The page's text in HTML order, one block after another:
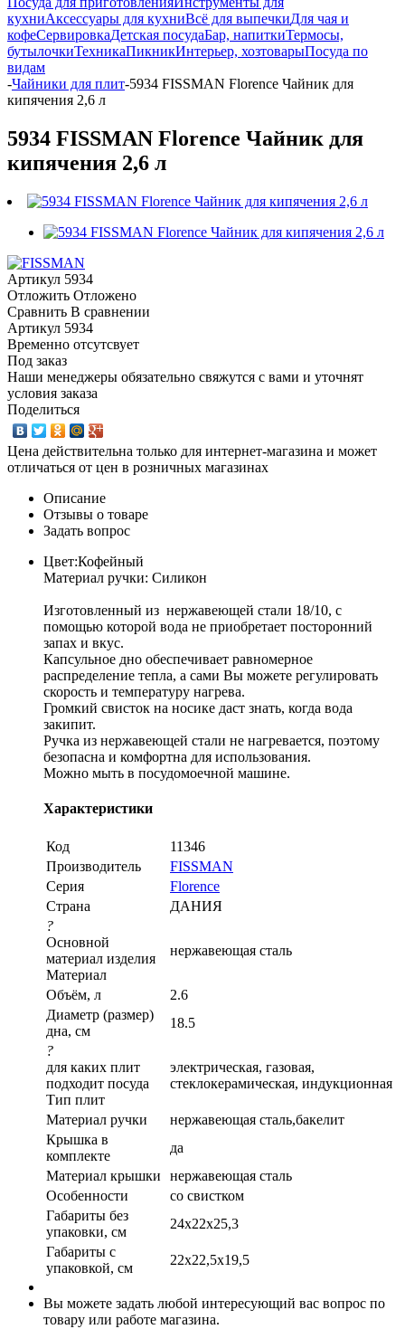
кухниАксессуары для кухниВсё для выпечкиДля чая и
кофеСервировкаДетская посудаБар, напиткиТермосы,
бутылочкиТехникаПикникИнтерьер, хозтоварыПосуда по
видам
-Чайники для плит-5934 FISSMAN Florence Чайник для
кипячения 2,6 л
5934 FISSMAN Florence Чайник для
кипячения 2,6 л
Артикул 5934
Отложить Отложено
Сравнить В сравнении
Артикул 5934
Временно отсутсвует
Под заказ
Наши менеджеры обязательно свяжутся с вами и уточнят
условия заказа
Поделиться
Цена действительна только для интернет-магазина и может
отличаться от цен в розничных магазинах
Описание
Отзывы о товаре
Задать вопрос
Цвет:Кофейный
Материал ручки: Силикон
Изготовленный из нержавеющей стали 18/10, с
помощью которой вода не приобретает посторонний
запах и вкус.
Капсульное дно обеспечивает равномерное
распределение тепла, а сами Вы можете регулировать
скорость и температуру нагрева.
Громкий свисток на носике даст знать, когда вода
закипит.
Ручка из нержавеющей стали не нагревается, поэтому
безопасна и комфортна для использования.
Можно мыть в посудомоечной машине.
Характеристики
Код
11346
Производитель
FISSMAN
Серия
Florence
Страна
ДАНИЯ
?
Основной
материал изделия
Материал
нержавеющая сталь
Объём, л
2.6
Диаметр (размер)
дна, см
18.5
?
для каких плит
подходит посуда
Тип плит
электрическая, газовая,
стеклокерамическая, индукционная
Материал ручки
нержавеющая сталь,бакелит
Крышка в
комплекте
да
Материал крышки
нержавеющая сталь
Особенности
со свистком
Габариты без
упаковки, см
24x22x25,3
Габариты c
упаковкой, см
22x22,5x19,5
Вы можете задать любой интересующий вас вопрос по
товару или работе магазина.